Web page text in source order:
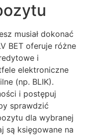
musiał dokonać
BET oferuje różne
i
elektroniczne
(np. BLIK).
i postępuj
sprawdzić
dla wybranej
są księgowane na